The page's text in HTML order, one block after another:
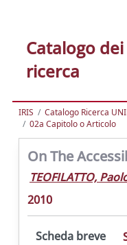
Catalogo
ricerca
IRIS Catalogo Ricerca
02a Capitolo o Articolo
On The
TEOFILATTO,
2010
Scheda breve